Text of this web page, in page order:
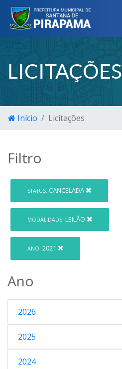
LICITAÇÕES
Início Licitações
Filtro
STATUS: CANCELADA
MODALIDADE: LEILÃO
ANO: 2021
Ano
2026
2025
2024